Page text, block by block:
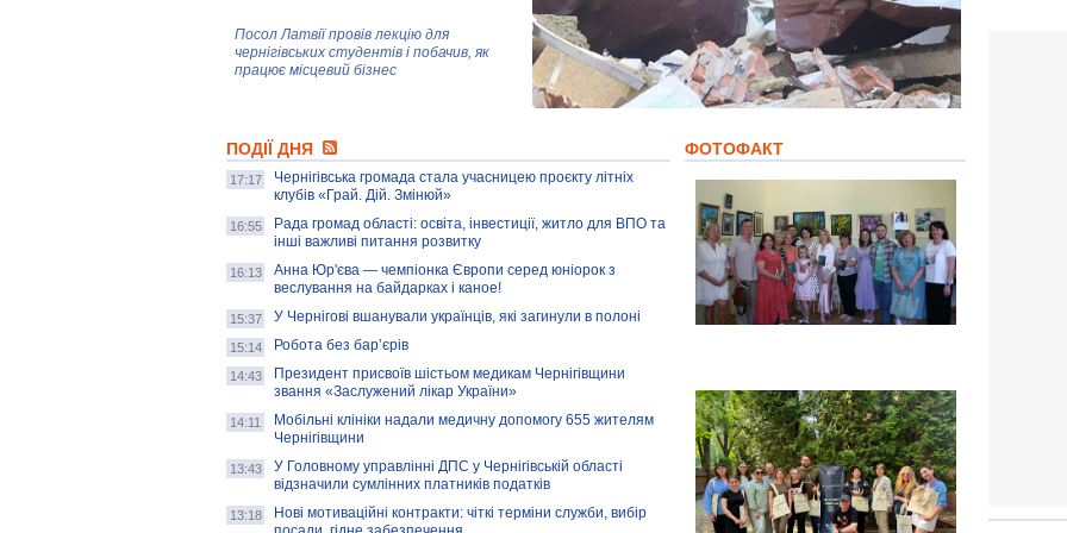
Посол Латвії провів лекцію для
чернігівських студентів і побачив, як
працює місцевий бізнес
колекцію про війну, емоції та тварин
AB InBev Efes Україна підтримала
навчальний проєкт "Молодіжна бізнес-
школа", спрямований на розвиток
підприємництва у Чернігівській області
Золота тварина: видання Forbes
написало про чернігівця Патрона: хто і
скільки на ньому заробляє? І куди
витрачають?
ПОДІЇ ДНЯ
17:17
Чернігівська громада стала учасницею проєкту літніх
клубів «Грай. Дій. Змінюй»
16:55
Рада громад області: освіта, інвестиції, житло для ВПО та
інші важливі питання розвитку
16:13
Анна Юр'єва — чемпіонка Європи серед юніорок з
веслування на байдарках і каное!
15:37 У Чернігові вшанували українців, які загинули в полоні
15:14 Робота без бар’єрів
14:43
Президент присвоїв шістьом медикам Чернігівщини
звання «Заслужений лікар України»
14:11
Мобільні клініки надали медичну допомогу 655 жителям
Чернігівщини
13:43
У Головному управлінні ДПС у Чернігівській області
відзначили сумлінних платників податків
13:18
Нові мотиваційні контракти: чіткі терміни служби, вибір
ФОТОФАКТ